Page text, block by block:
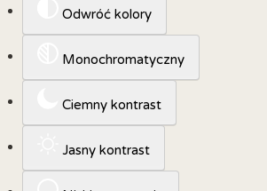
Odwróć kolory
Monochromatyczny
Ciemny kontrast
Jasny kontrast